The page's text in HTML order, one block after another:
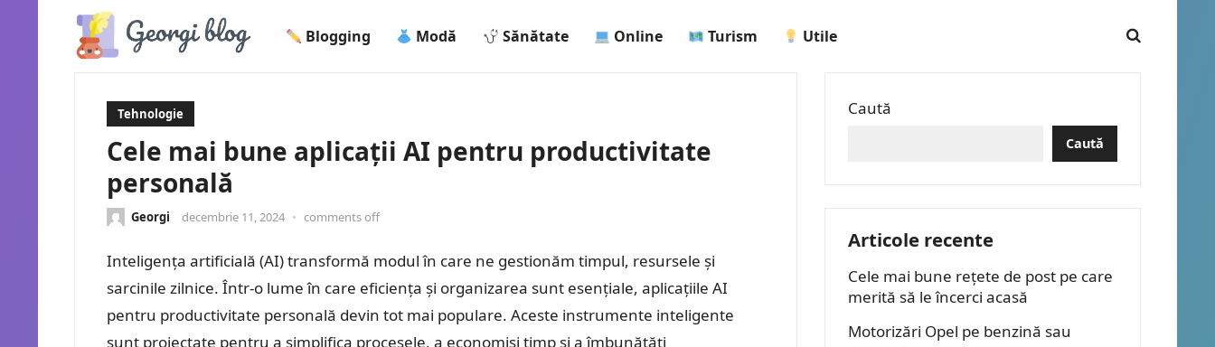
Blogging Modă Sănătate Online Turism Utile
Tehnologie
Cele mai bune aplicații AI pentru productivitate
personală
Georgi decembrie 11, 2024 • comments off
Inteligența artificială (AI) transformă modul în care ne gestionăm timpul, resursele și
sarcinile zilnice. Într-o lume în care eficiența și organizarea sunt esențiale, aplicațiile AI
pentru productivitate personală devin tot mai populare. Aceste instrumente inteligente
sunt proiectate pentru a simplifica procesele, a economisi timp și a îmbunătăți
Caută
Caută
Articole recente
Cele mai bune rețete de post pe care
merită să le încerci acasă
Motorizări Opel pe benzină sau